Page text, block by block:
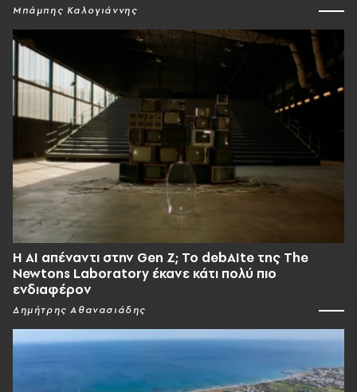
Μπάμπης Καλογιάννης
Η AI απέναντι στην Gen Z; Το debAIte της The
Newtons Laboratory έκανε κάτι πολύ πιο
ενδιαφέρον
Δημήτρης Αθανασιάδης